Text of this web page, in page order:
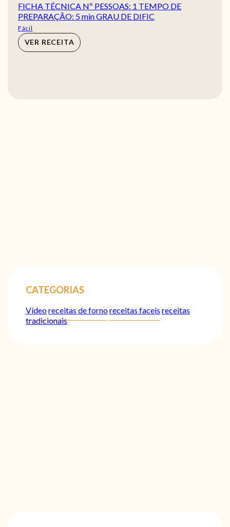
FICHA TÉCNICA Nº PESSOAS: 1 TEMPO DE
PREPARAÇÃO: 5 min GRAU DE DIFIC
Fácil
VER RECEITA
CATEGORIAS
Vídeoreceitas de fornoreceitas faceis receitas
tradicionais